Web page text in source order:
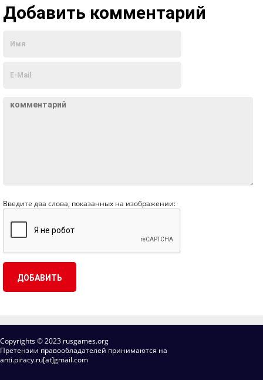
Добавить комментарий
Введите два слова, показанных на изображении:
Copyrights © 2023 rusgames.org
Претензии правообладателей принимаются на
anti.piracy.ru[at]gmail.com